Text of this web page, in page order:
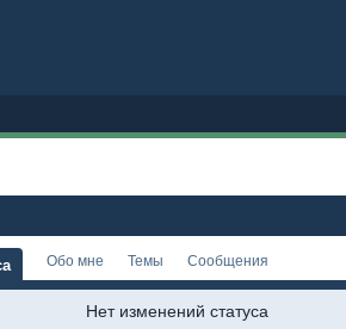
Обо мне Темы Сообщения
Нет изменений статуса